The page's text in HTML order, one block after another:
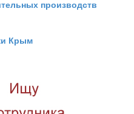
производств
Крым